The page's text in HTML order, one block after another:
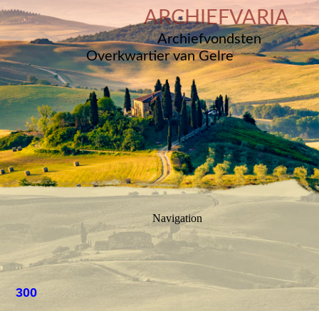
ARCHIEFVARIA
Archiefvondsten
Overkwartier van Gelre
Navigation
300